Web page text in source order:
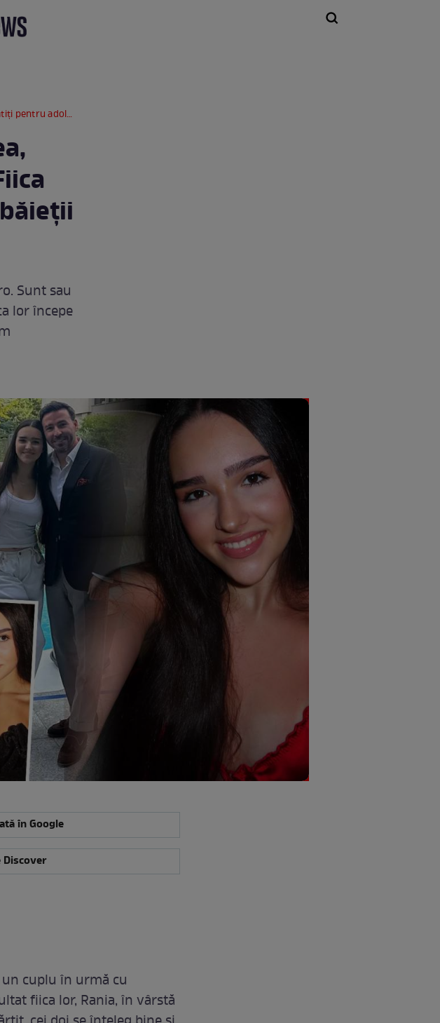
să interacționeze cu băieții
Sunt sau
lor începe
în Google
Discover
cuplu în urmă cu
fiica lor, Rania, în vârstă